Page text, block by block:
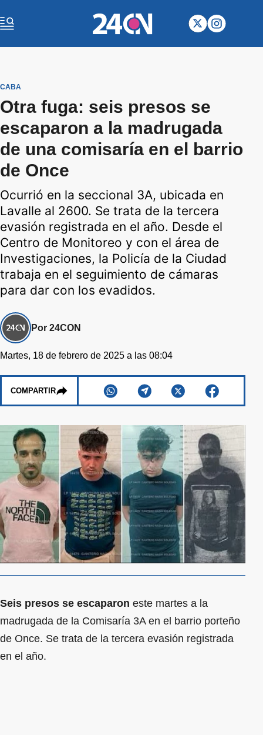
CABA
Otra fuga: seis presos se
escaparon a la madrugada
de una comisaría en el barrio
de Once
Ocurrió en la seccional 3A, ubicada en
Lavalle al 2600. Se trata de la tercera
evasión registrada en el año. Desde el
Centro de Monitoreo y con el área de
Investigaciones, la Policía de la Ciudad
trabaja en el seguimiento de cámaras
para dar con los evadidos.
Por 24CON
Martes, 18 de febrero de 2025 a las 08:04
COMPARTIR
Seis presos se escaparon este martes a la
madrugada de la Comisaría 3A en el barrio porteño
de Once. Se trata de la tercera evasión registrada
en el año.